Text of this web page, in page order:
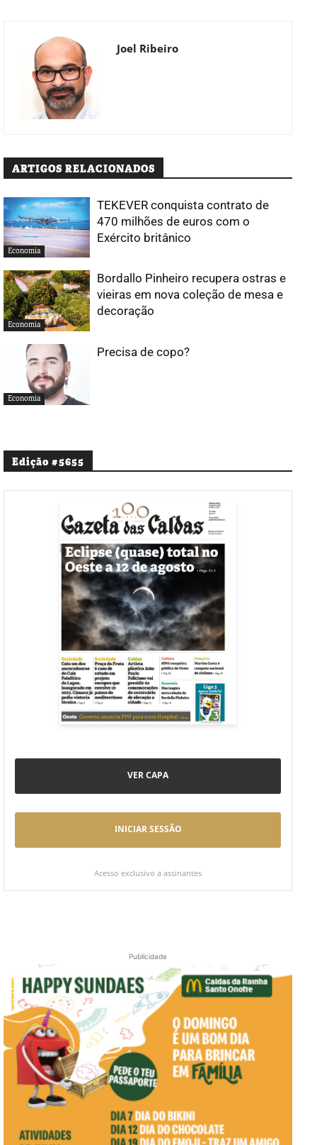
Joel Ribeiro
ARTIGOS RELACIONADOS
Economia
TEKEVER conquista contrato de
470 milhões de euros com o
Exército britânico
Economia
Bordallo Pinheiro recupera ostras e
vieiras em nova coleção de mesa e
decoração
Economia
Precisa de copo?
Edição #5655
VER CAPA
INICIAR SESSÃO
Acesso exclusivo a assinantes
Publicidade